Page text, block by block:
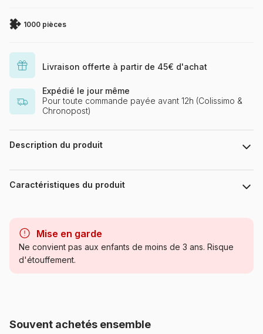
1000 pièces
Livraison offerte à partir de 45€ d'achat
Expédié le jour même
Pour toute commande payée avant 12h (Colissimo &
Chronopost)
Description du produit
Antoine Corbineau
Caractéristiques du produit
Catégorie
Puzzles - Cartes du Monde et
Provenance Fabriqué en France
Mise en garde
Ne convient pas aux enfants de moins de 3 ans. Risque
d'étouffement.
Souvent achetés ensemble